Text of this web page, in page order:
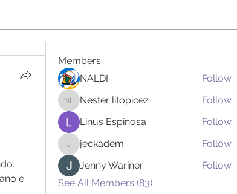
e
Members
NALDI
Follow
Nester litopicez
Nester litopicez
Follow
Linus Espinosa
Follow
jeckadem
jeckadem
Follow
Jenny Wariner
Follow
See All Members (83)